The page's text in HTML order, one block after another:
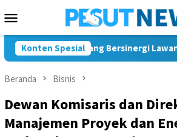
ke
Mobile
Konten Spesial
JMSI Bontang Bersinergi Lawan
Beranda Bisnis
Dewan Komisaris dan
Manajemen Proyek dan